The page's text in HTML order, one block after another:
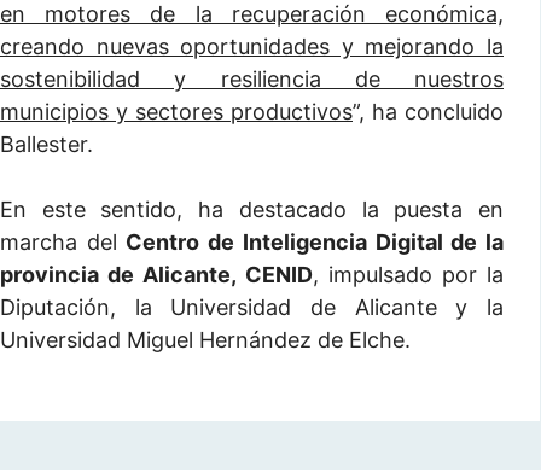
en motores de la recuperación económica,
creando nuevas oportunidades y mejorando la
sostenibilidad y resiliencia de nuestros
municipios y sectores productivos”, ha concluido
Ballester.
En este sentido, ha destacado la puesta en
marcha del Centro de Inteligencia Digital de la
provincia de Alicante, CENID, impulsado por la
Diputación, la Universidad de Alicante y la
Universidad Miguel Hernández de Elche.